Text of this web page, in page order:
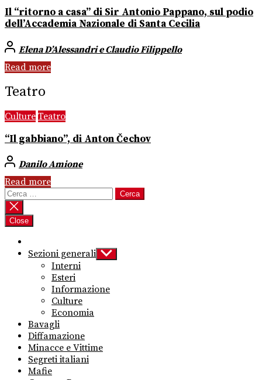
Il “ritorno a casa” di Sir Antonio Pappano, sul podio
dell’Accademia Nazionale di Santa Cecilia
Elena D’Alessandri e Claudio Filippello
Read more
Teatro
Culture Teatro
“Il gabbiano”, di Anton Čechov
Danilo Amione
Read more
Ricerca
per:
Close
Sezioni generali Show
sub
Interni
Esteri
Informazione
Culture
Economia
Bavagli
Diffamazione
Minacce e Vittime
Segreti italiani
Mafie